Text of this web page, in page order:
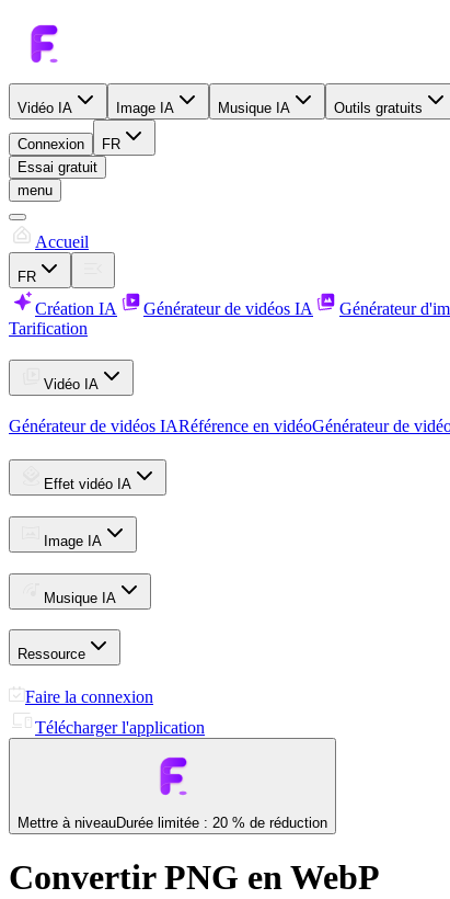
Vidéo IA Image IA Musique IA Outils gratuits
Connexion
FR
Essai gratuit
menu
Accueil
FR
Création IA Générateur de vidéos IA
Générateur
Tarification
Vidéo IA
Générateur de vidéos IARéférence en vidéoGénérateur de
Effet vidéo IA
Image IA
Musique IA
Ressource
Faire la connexion
Télécharger l'application
Mettre à niveauDurée limitée : 20 % de réduction
Convertir PNG en WebP